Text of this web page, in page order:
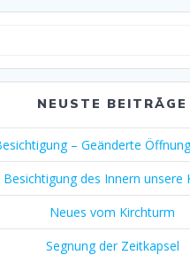
NEUSTE BEITRÄGE
– Geänderte
Besichtigung des Innern unsere
Neues vom Kirchturm
Segnung der Zeitkapsel